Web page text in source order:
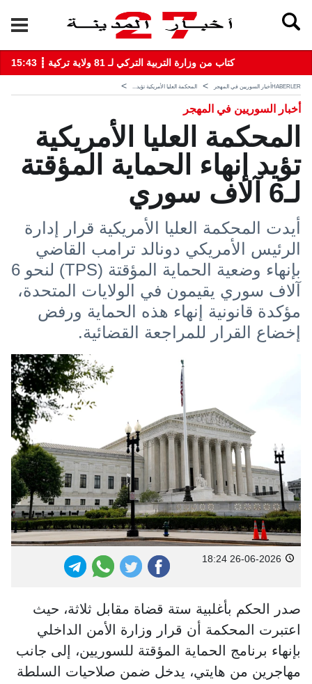
15:43 ┋ كتاب من وزارة التربية التركي لـ 81 ولاية تركية
HABERLER أخبار السوريين في المهجر المحكمة العليا الأمريكية تؤيد...
أخبار السوريين في المهجر
المحكمة العليا الأمريكية
تؤيد إنهاء الحماية المؤقتة
لـ6 آلاف سوري
أيدت المحكمة العليا الأمريكية قرار إدارة
الرئيس الأمريكي دونالد ترامب القاضي
بإنهاء وضعية الحماية المؤقتة (TPS) لنحو 6
آلاف سوري يقيمون في الولايات المتحدة،
مؤكدة قانونية إنهاء هذه الحماية ورفض
إخضاع القرار للمراجعة القضائية.
صدر الحكم بأغلبية ستة قضاة مقابل ثلاثة، حيث
اعتبرت المحكمة أن قرار وزارة الأمن الداخلي
بإنهاء برنامج الحماية المؤقتة للسوريين، إلى جانب
مهاجرين من هايتي، يدخل ضمن صلاحيات السلطة